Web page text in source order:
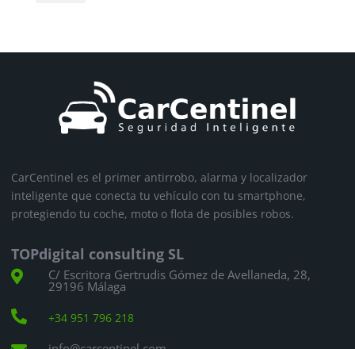
CarCentinel es el primer antirrobo, alarma y localizador
inteligente que conecta tu vehículo con tu smartphone,
protegiendo tu coche, moto o flota de posibles robos.
TOPdigital consulting SL
 C/ Escritora Gertrudis Gómez de Avellaneda, 28,
29196 Málaga
 +34 951 796 218